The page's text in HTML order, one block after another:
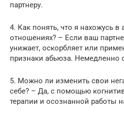
партнеру.
4. Как понять, что я нахожусь
отношениях? – Если ваш
унижает, оскорбляет или
признаки абьюза. Немедленно
5. Можно ли изменить свои
себе? – Да, с помощью
терапии и осознанной работы